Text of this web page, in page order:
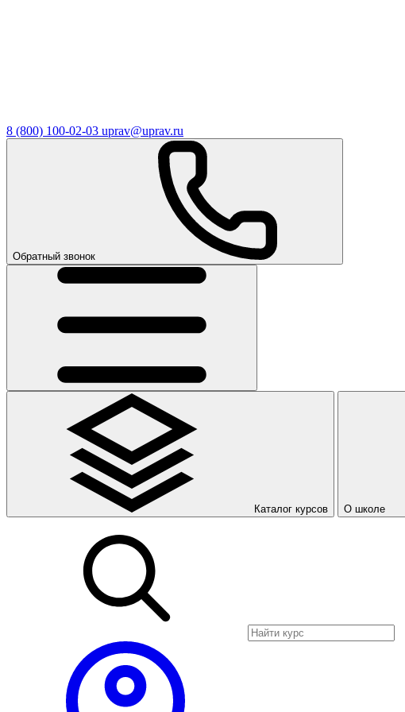
8 (800) 100-02-03 uprav@uprav.ru
Обратный звонок
Каталог курсов О школе